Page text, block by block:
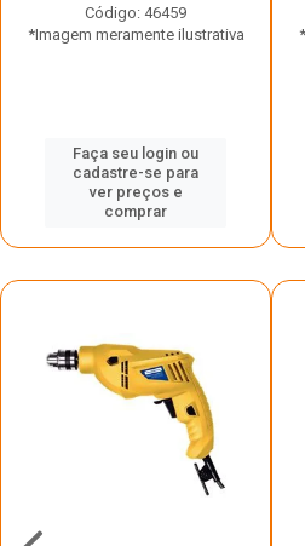
Código: 46459
*Imagem meramente ilustrativa
Faça seu login ou
cadastre-se para
ver preços e
comprar